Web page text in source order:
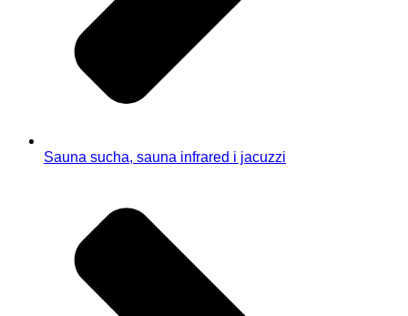
Sauna sucha, sauna infrared i jacuzzi